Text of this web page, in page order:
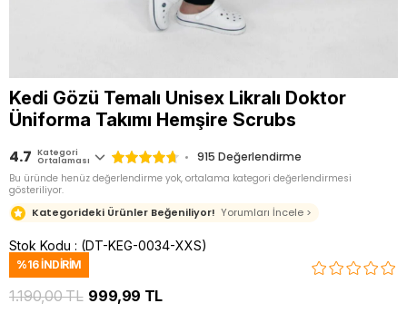
Kedi Gözü Temalı Unisex Likralı Doktor
Üniforma Takımı Hemşire Scrubs
4.7 Kategori
Ortalaması 915 Değerlendirme
Bu üründe henüz değerlendirme yok, ortalama kategori değerlendirmesi
gösteriliyor.
Kategorideki Ürünler Beğeniliyor! Yorumları İncele >
Stok Kodu (DT-KEG-0034-XXS)
%16İNDIRIM
1.190,00 TL 999,99 TL